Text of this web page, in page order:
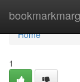
Home
Home
1